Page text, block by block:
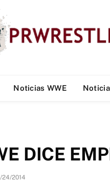
Noticias WWE
DICE
24/2014